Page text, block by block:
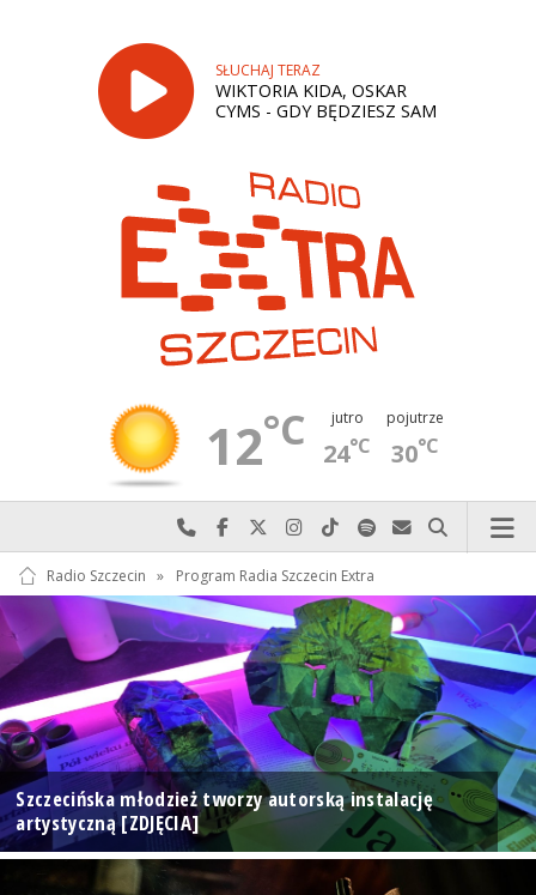
SŁUCHAJ TERAZ
WIKTORIA KIDA, OSKAR
CYMS - GDY BĘDZIESZ SAM
12°C jutro
24°C
pojutrze
30°C
Najlepiej po prostu do nas zadzwoń
Odwiedź nas na Facebook-u
Odwiedź nas na X
Odwiedź nas na Instagram-ie
Odwiedź nas na TikTok-u
Szukaj nas na Spotify
Wyślij do nas
Szukaj
Radio Szczecin » Program Radia Szczecin Extra
Szczecińska młodzież tworzy autorską instalację
artystyczną [ZDJĘCIA]